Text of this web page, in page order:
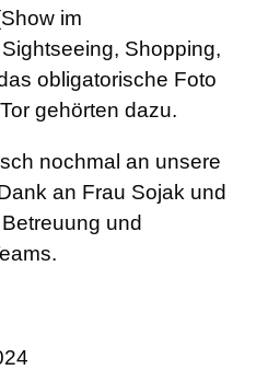
im
Shopping,
obligatorische Foto
gehörten dazu.
nochmal an unsere
an Frau Sojak und
und